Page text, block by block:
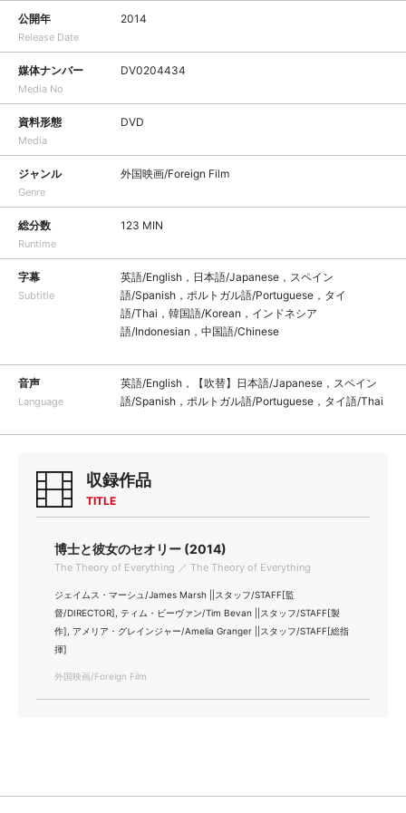
公開年
Release Date
2014
媒体ナンバー
Media No
DV0204434
資料形態
Media
DVD
ジャンル
Genre
外国映画/Foreign Film
総分数
Runtime
123 MIN
字幕
Subtitle
英語/English，日本語/Japanese，スペイン
語/Spanish，ポルトガル語/Portuguese，タイ
語/Thai，韓国語/Korean，インドネシア
語/Indonesian，中国語/Chinese
音声
Language
英語/English，【吹替】日本語/Japanese，スペイン
語/Spanish，ポルトガル語/Portuguese，タイ語/Thai
収録作品
TITLE
博士と彼女のセオリー (2014)
The Theory of Everything ／ The Theory of Everything
ジェイムス・マーシュ/James Marsh ||スタッフ/STAFF[監
督/DIRECTOR], ティム・ビーヴァン/Tim Bevan ||スタッフ/STAFF[製
作], アメリア・グレインジャー/Amelia Granger ||スタッフ/STAFF[総指
揮]
外国映画/Foreign Film